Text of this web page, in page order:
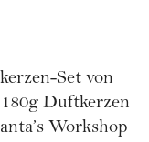
Set von
Duftkerzen
Workshop